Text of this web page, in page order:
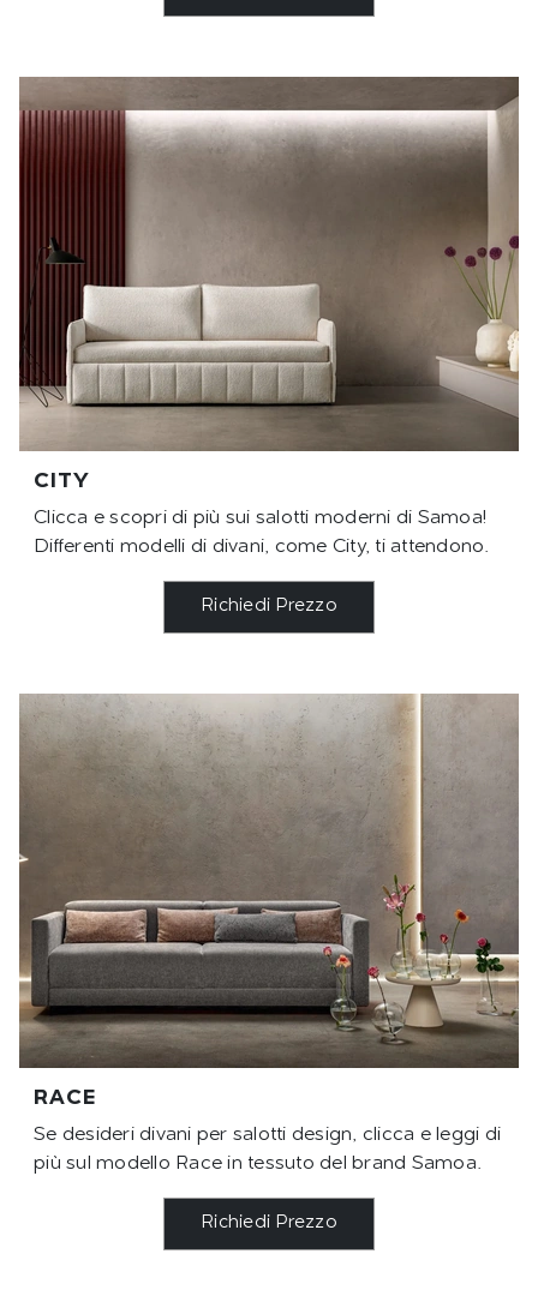
CITY
Clicca e scopri di più sui salotti moderni di Samoa!
Differenti modelli di divani, come City, ti attendono.
Richiedi Prezzo
RACE
Se desideri divani per salotti design, clicca e leggi di
più sul modello Race in tessuto del brand Samoa.
Richiedi Prezzo